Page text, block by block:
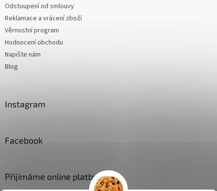
Odstoupení od smlouvy
Reklamace a vrácení zboží
Věrnostní program
Hodnocení obchodu
Napište nám
Blog
Instagram
Facebook
Přijímáme online platby